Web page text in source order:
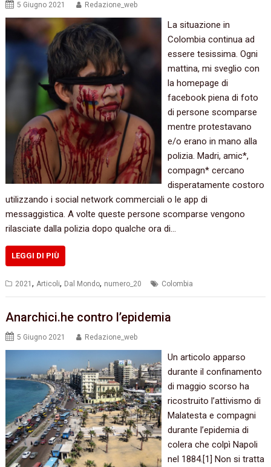
5 Giugno 2021 Redazione_web
La situazione in
Colombia continua ad
essere tesissima. Ogni
mattina, mi sveglio con
la homepage di
facebook piena di foto
di persone scomparse
mentre protestavano
e/o erano in mano alla
polizia. Madri, amic*,
compagn* cercano
disperatamente costoro
utilizzando i social network commerciali o le app di
messaggistica. A volte queste persone scomparse vengono
rilasciate dalla polizia dopo qualche ora di…
LEGGI DI PIÙ
2021,Articoli, Dal Mondo, numero_20 Colombia
Anarchici.he contro l’epidemia
5 Giugno 2021 Redazione_web
Un articolo apparso
durante il confinamento
di maggio scorso ha
ricostruito l’attivismo di
Malatesta e compagni
durante l’epidemia di
colera che colpì Napoli
nel 1884.[1] Non si tratta